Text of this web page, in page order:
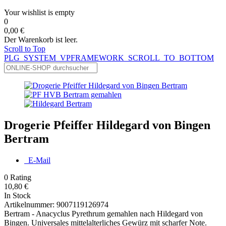
Your wishlist is empty
0
0,00 €
Der Warenkorb ist leer.
Scroll to Top
PLG_SYSTEM_VPFRAMEWORK_SCROLL_TO_BOTTOM
Drogerie Pfeiffer Hildegard von Bingen
Bertram
E-Mail
0 Rating
10,80 €
In Stock
Artikelnummer: 9007119126974
Bertram - Anacyclus Pyrethrum gemahlen nach Hildegard von
Bingen. Universales mittelalterliches Gewürz mit scharfer Note.